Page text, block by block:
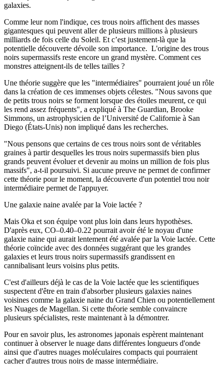
galaxies.
Comme leur nom l'indique, ces trous noirs affichent des masses
gigantesques qui peuvent aller de plusieurs millions à plusieurs
milliards de fois celle du Soleil. Et c’est justement-là que la
potentielle découverte dévoile son importance. L'origine des trous
noirs supermassifs reste encore un grand mystère. Comment ces
monstres atteignent-ils de telles tailles ?
Une théorie suggère que les "intermédiaires" pourraient joué un rôle
dans la création de ces immenses objets célestes. "Nous savons que
de petits trous noirs se forment lorsque des étoiles meurent, ce qui
les rend assez fréquents", a expliqué à The Guardian, Brooke
Simmons, un astrophysicien de l’Université de Californie à San
Diego (États-Unis) non impliqué dans les recherches.
"Nous pensons que certains de ces trous noirs sont de véritables
graines à partir desquelles les trous noirs supermassifs bien plus
grands peuvent évoluer et devenir au moins un million de fois plus
massifs", a-t-il poursuivi. Si aucune preuve ne permet de confirmer
cette théorie pour le moment, la découverte d'un potentiel trou noir
intermédiaire permet de l'appuyer.
Une galaxie naine avalée par la Voie lactée ?
Mais Oka et son équipe vont plus loin dans leurs hypothèses.
D'après eux, CO–0.40–0.22 pourrait avoir été le noyau d'une
galaxie naine qui aurait lentement été avalée par la Voie lactée. Cette
théorie coïncide avec des données suggérant que les grandes
galaxies et leurs trous noirs supermassifs grandissent en
cannibalisant leurs voisins plus petits.
C'est d'ailleurs déjà le cas de la Voie lactée que les scientifiques
suspectent d'être en train d'absorber plusieurs galaxies naines
voisines comme la galaxie naine du Grand Chien ou potentiellement
les Nuages de Magellan. Si cette théorie semble convaincre
plusieurs spécialistes, reste maintenant à la démontrer.
Pour en savoir plus, les astronomes japonais espèrent maintenant
continuer à observer le nuage dans différentes longueurs d'onde
ainsi que d'autres nuages moléculaires compacts qui pourraient
cacher d'autres trous noirs de masse intermédiaire.